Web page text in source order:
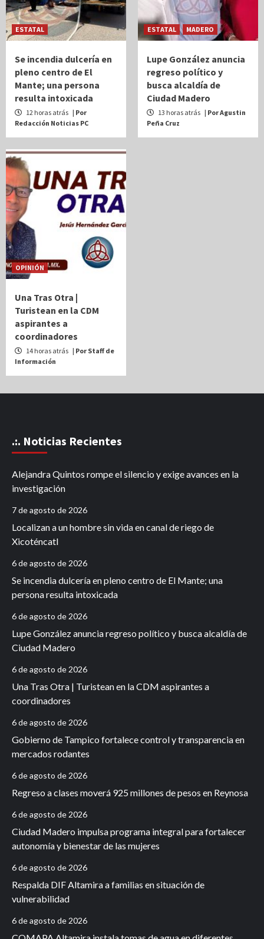
ESTATAL
Se incendia dulcería en
pleno centro de El
Mante; una persona
resulta intoxicada
12 horas atrás | Por
Redacción Noticias PC
ESTATAL MADERO
Lupe González anuncia
regreso político y
busca alcaldía de
Ciudad Madero
13 horas atrás | Por Agustin
Peña Cruz
OPINIÓN
Una Tras Otra |
Turistean en la CDM
aspirantes a
coordinadores
14 horas atrás | Por Staff de
Información
.:. Noticias Recientes
Alejandra Quintos rompe el silencio y exige avances en la
investigación
7 de agosto de 2026
Localizan a un hombre sin vida en canal de riego de
Xicoténcatl
6 de agosto de 2026
Se incendia dulcería en pleno centro de El Mante; una
persona resulta intoxicada
6 de agosto de 2026
Lupe González anuncia regreso político y busca alcaldía de
Ciudad Madero
6 de agosto de 2026
Una Tras Otra | Turistean en la CDM aspirantes a
coordinadores
6 de agosto de 2026
Gobierno de Tampico fortalece control y transparencia en
mercados rodantes
6 de agosto de 2026
Regreso a clases moverá 925 millones de pesos en Reynosa
6 de agosto de 2026
Ciudad Madero impulsa programa integral para fortalecer
autonomía y bienestar de las mujeres
6 de agosto de 2026
Respalda DIF Altamira a familias en situación de
vulnerabilidad
6 de agosto de 2026